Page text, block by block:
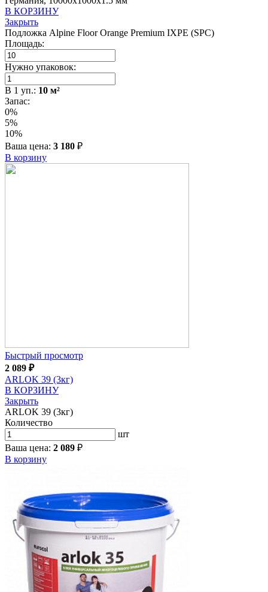
В КОРЗИНУ
Закрыть
Подложка Alpine Floor Orange Premium IXPE (SPC)
Площадь:
Нужно упаковок:
В 1 уп.: 10 м²
Запас:
0%
5%
10%
Ваша цена: 3 180 ₽
В корзину
Быстрый просмотр
2 089 ₽
ARLOK 39 (3кг)
В КОРЗИНУ
Закрыть
ARLOK 39 (3кг)
Количество
шт
Ваша цена: 2 089 ₽
В корзину